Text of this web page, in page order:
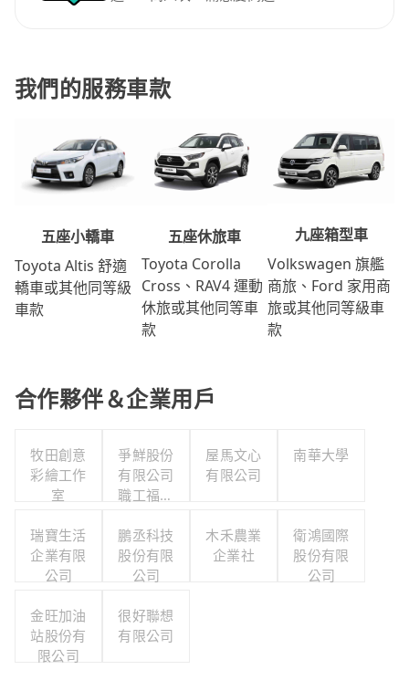
我們的服務車款
五座小轎車
Toyota Altis 舒適
轎車或其他同等級
車款
五座休旅車
Toyota Corolla
Cross、RAV4 運動
休旅或其他同等車
款
九座箱型車
Volkswagen 旗艦
商旅、Ford 家用商
旅或其他同等級車
款
合作夥伴＆企業用戶
牧田創意
彩繪工作
室
爭鮮股份
有限公司
職工福利
屋馬文心
有限公司
南華大學
瑞寶生活
企業有限
公司
鵬丞科技
股份有限
公司
木禾農業
企業社
衛鴻國際
股份有限
公司
金旺加油
站股份有
限公司
很好聯想
有限公司